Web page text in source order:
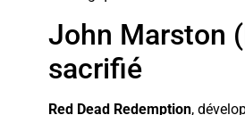
John Marston
sacrifié
Red Dead Redemption,